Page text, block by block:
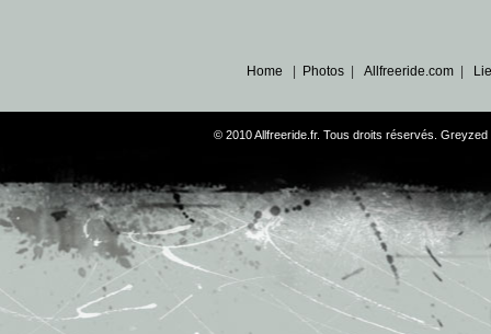
Home | Photos | Allfreeride.com |
© 2010 Allfreeride.fr. Tous droits réservés.